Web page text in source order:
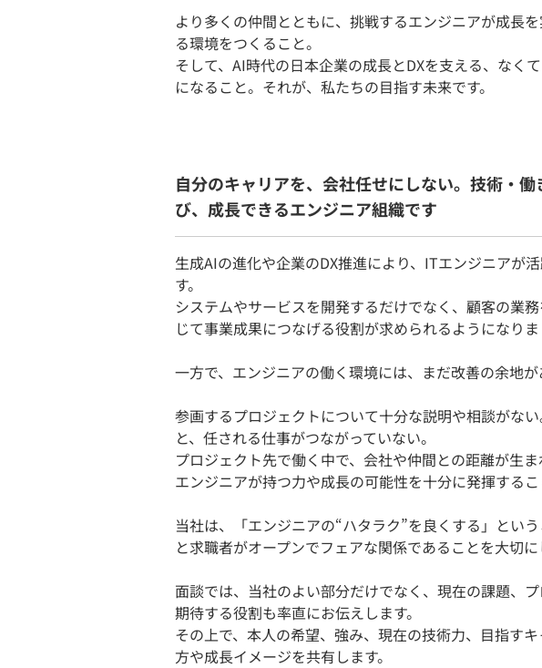
より多くの仲間とともに、挑戦するエンジニアが成長
る環境をつくること。
そして、AI時代の日本企業の成長とDXを支える、なく
になること。それが、私たちの目指す未来です。
自分のキャリアを、会社任せにしない。技術・
び、成長できるエンジニア組織です
生成AIの進化や企業のDX推進により、ITエンジニアが
す。
システムやサービスを開発するだけでなく、顧客の業
じて事業成果につなげる役割が求められるようになりま
一方で、エンジニアの働く環境には、まだ改善の余地が
参画するプロジェクトについて十分な説明や相談がな
と、任される仕事がつながっていない。
プロジェクト先で働く中で、会社や仲間との距離が生
エンジニアが持つ力や成長の可能性を十分に発揮するこ
当社は、「エンジニアの“ハタラク”を良くする」とい
と求職者がオープンでフェアな関係であることを大切に
面談では、当社のよい部分だけでなく、現在の課題、
期待する役割も率直にお伝えします。
その上で、本人の希望、強み、現在の技術力、目指す
方や成長イメージを共有します。